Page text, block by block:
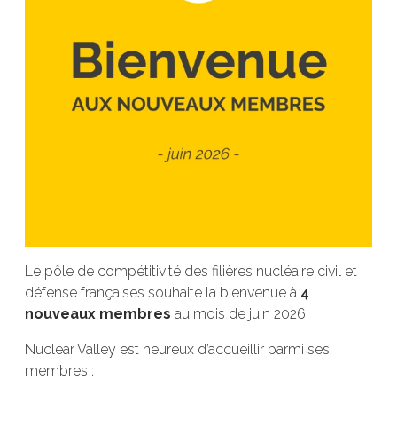
Le pôle de compétitivité des filières nucléaire civil et
défense françaises souhaite la bienvenue à 4
nouveaux membres au mois de juin 2026.
Nuclear Valley est heureux d’accueillir parmi ses
membres :​​